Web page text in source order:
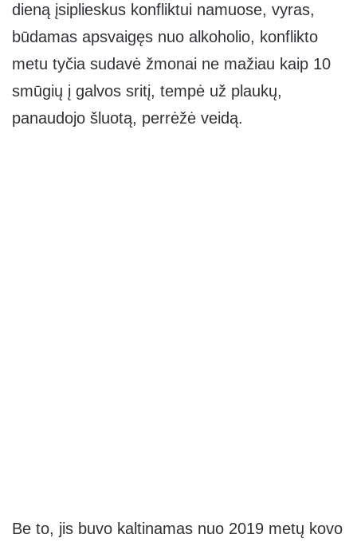
dieną įsiplieskus konfliktui namuose, vyras,
būdamas apsvaigęs nuo alkoholio, konflikto
metu tyčia sudavė žmonai ne mažiau kaip 10
smūgių į galvos sritį, tempė už plaukų,
panaudojo šluotą, perrėžė veidą.
Be to, jis buvo kaltinamas nuo 2019 metų kovo